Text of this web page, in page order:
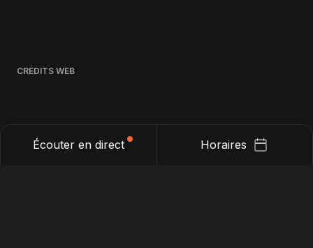
Écouter en direct Horaires
CRÉDITS WEB